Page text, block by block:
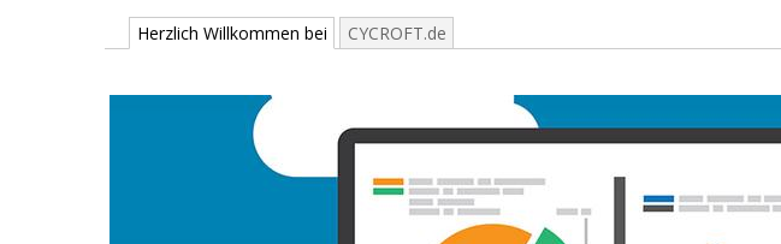
Herzlich Willkommen bei CYCROFT.de